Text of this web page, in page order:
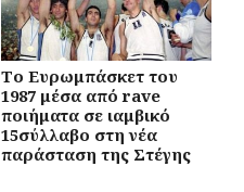
Το Ευρωμπάσκετ του
1987 μέσα από rave
ποιήματα σε ιαμβικό
15σύλλαβο στη νέα
παράσταση της Στέγης